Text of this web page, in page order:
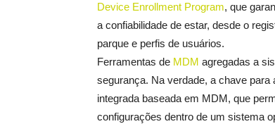
Device Enrollment Program, que
a confiabilidade de estar, desde o
parque e perfis de usuários.
Ferramentas de MDM agregadas a
segurança. Na verdade, a chave para
integrada baseada em MDM, que
configurações dentro de um sistema